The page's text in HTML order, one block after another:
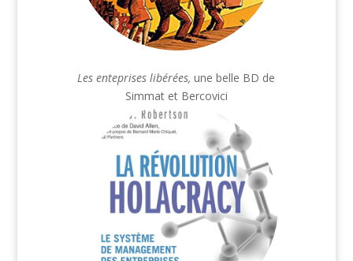
Les enteprises libérées,une belle BD de
Simmat et Bercovici